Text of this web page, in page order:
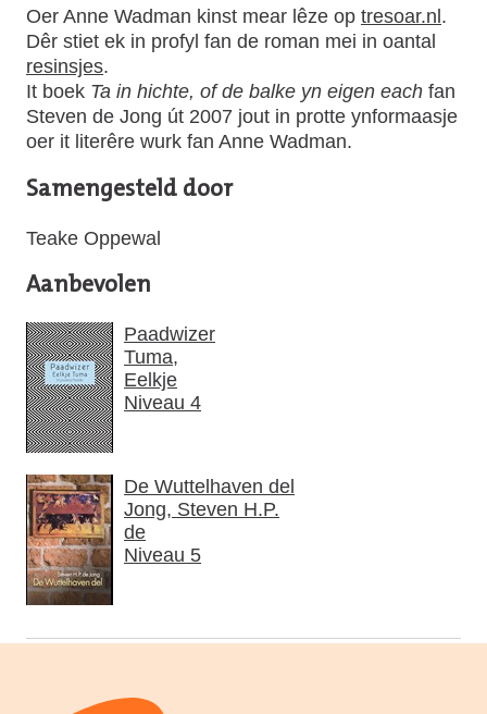
Oer Anne Wadman kinst mear lêze op tresoar.nl.
Dêr stiet ek in profyl fan de roman mei in oantal
resinsjes.
It boek Ta in hichte, of de balke yn eigen each fan
Steven de Jong út 2007 jout in protte ynformaasje
oer it literêre wurk fan Anne Wadman.
Samengesteld door
Teake Oppewal
Aanbevolen
Paadwizer
Tuma,
Eelkje
Niveau 4
De Wuttelhaven del
Jong, Steven H.P.
de
Niveau 5